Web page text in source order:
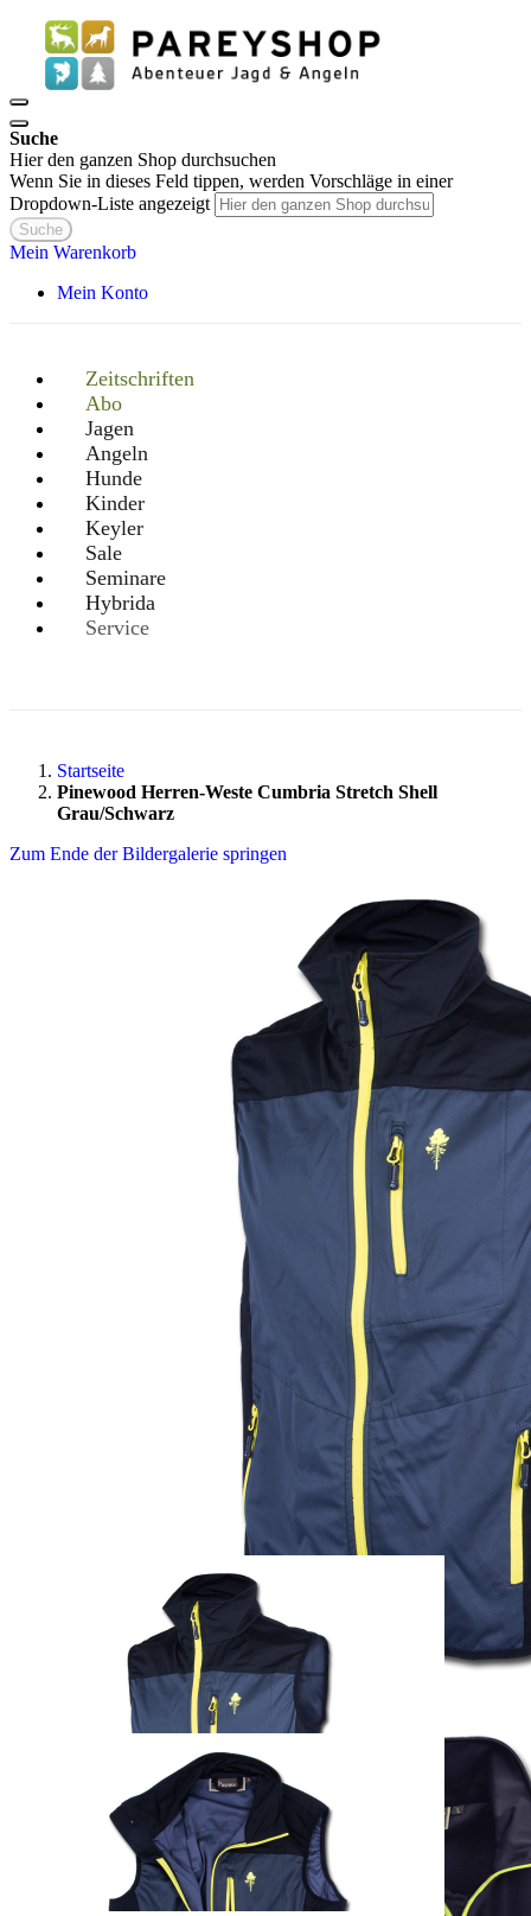
Suche
Hier den ganzen Shop durchsuchen
Wenn Sie in dieses Feld tippen, werden Vorschläge in einer
Dropdown-Liste angezeigt
Suche
Mein Warenkorb
Mein Konto
Zeitschriften
Abo
Jagen
Angeln
Hunde
Kinder
Keyler
Sale
Seminare
Hybrida
Service
Startseite
Pinewood Herren-Weste Cumbria Stretch Shell
Grau/Schwarz
Zum Ende der Bildergalerie springen
Pinewood Herren-
Weste Cumbria
Stretch Shell
Grau/Schwarz